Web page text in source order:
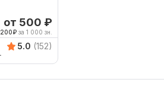
от 500 ₽
200₽ за 1 000 зн.
5.0 (152)